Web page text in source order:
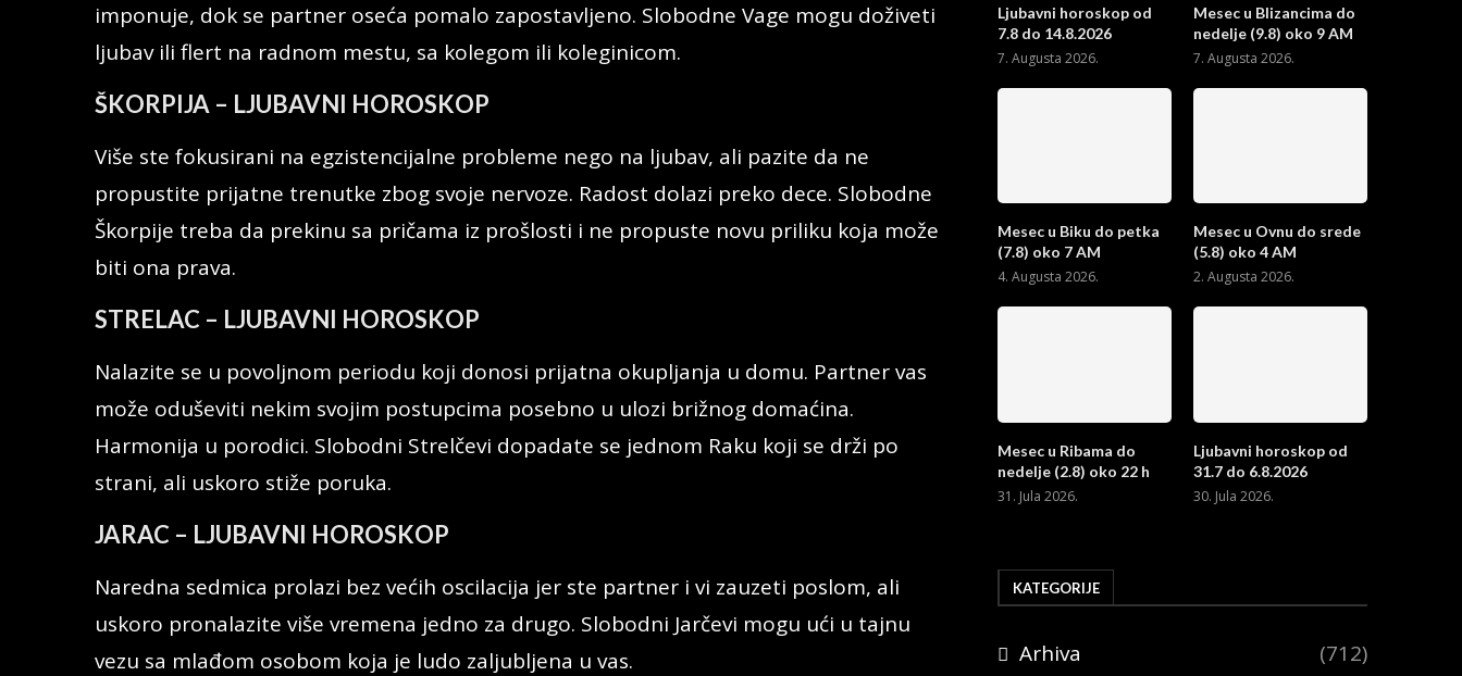
imponuje, dok se partner oseća pomalo zapostavljeno. Slobodne Vage mogu doživeti
ljubav ili flert na radnom mestu, sa kolegom ili koleginicom.
ŠKORPIJA – LJUBAVNI HOROSKOP
Više ste fokusirani na egzistencijalne probleme nego na ljubav, ali pazite da ne
propustite prijatne trenutke zbog svoje nervoze. Radost dolazi preko dece. Slobodne
Škorpije treba da prekinu sa pričama iz prošlosti i ne propuste novu priliku koja može
biti ona prava.
STRELAC – LJUBAVNI HOROSKOP
Nalazite se u povoljnom periodu koji donosi prijatna okupljanja u domu. Partner vas
može oduševiti nekim svojim postupcima posebno u ulozi brižnog domaćina.
Harmonija u porodici. Slobodni Strelčevi dopadate se jednom Raku koji se drži po
strani, ali uskoro stiže poruka.
JARAC – LJUBAVNI HOROSKOP
Naredna sedmica prolazi bez većih oscilacija jer ste partner i vi zauzeti poslom, ali
uskoro pronalazite više vremena jedno za drugo. Slobodni Jarčevi mogu ući u tajnu
vezu sa mlađom osobom koja je ludo zaljubljena u vas.
Ljubavni horoskop od
7.8 do 14.8.2026
7. Augusta 2026.
Mesec u Blizancima do
nedelje (9.8) oko 9 AM
7. Augusta 2026.
Mesec u Biku do petka
(7.8) oko 7 AM
4. Augusta 2026.
Mesec u Ovnu do srede
(5.8) oko 4 AM
2. Augusta 2026.
Mesec u Ribama do
nedelje (2.8) oko 22 h
31. Jula 2026.
Ljubavni horoskop od
31.7 do 6.8.2026
30. Jula 2026.
KATEGORIJE
Arhiva
(712)